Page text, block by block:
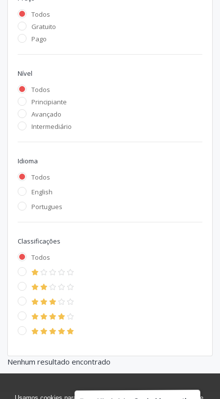
Todos
Gratuito
Pago
Nível
Todos
Principiante
Avançado
Intermediário
Idioma
Todos
English
Portugues
Classificações
Todos
Nenhum resultado encontrado